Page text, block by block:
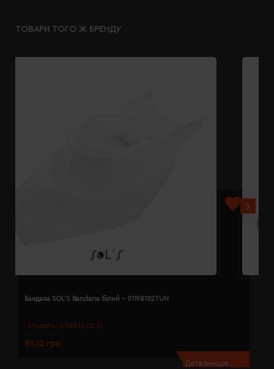
ТОВАРИ ТОГО Ж БРЕНДУ
Модель: 01198(SOL’S)
Бандана SOL'S Bandana білий - 01198102TUN
85.12 грн
Детальніше...